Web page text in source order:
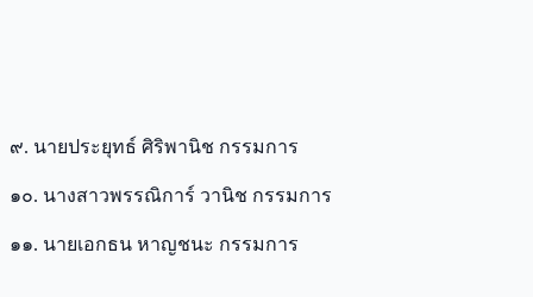
๙. นายประยุทธ์ ศิริพานิช กรรมการ
๑๐. นางสาวพรรณิการ์ วานิช กรรมการ
๑๑. นายเอกธน หาญชนะ กรรมการ